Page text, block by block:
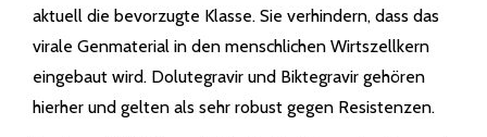
aktuell die bevorzugte Klasse. Sie verhindern, dass das
virale Genmaterial in den menschlichen Wirtszellkern
eingebaut wird. Dolutegravir und Biktegravir gehören
hierher und gelten als sehr robust gegen Resistenzen.